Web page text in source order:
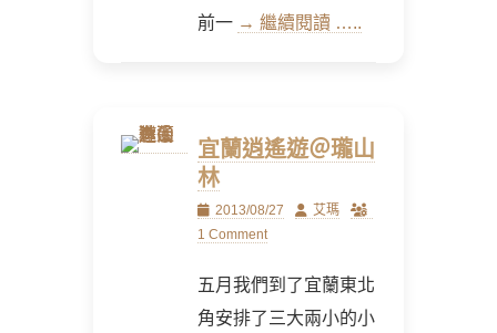
前一 → 繼續閱讀 …..
宜蘭逍遙遊＠瓏山
林
Posted
on
2013/08/27 Author
艾瑪
1 Comment
五月我們到了宜蘭東北
角安排了三大兩小的小